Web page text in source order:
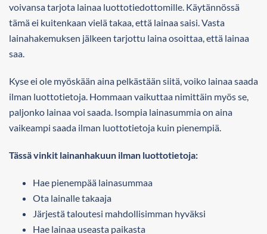
voivansa tarjota lainaa luottotiedottomille. Käytännössä
tämä ei kuitenkaan vielä takaa, että lainaa saisi. Vasta
lainahakemuksen jälkeen tarjottu laina osoittaa, että lainaa
saa.
Kyse ei ole myöskään aina pelkästään siitä, voiko lainaa saada
ilman luottotietoja. Hommaan vaikuttaa nimittäin myös se,
paljonko lainaa voi saada. Isompia lainasummia on aina
vaikeampi saada ilman luottotietoja kuin pienempiä.
Tässä vinkit lainanhakuun ilman luottotietoja:
Hae pienempää lainasummaa
Ota lainalle takaaja
Järjestä taloutesi mahdollisimman hyväksi
Hae lainaa useasta paikasta